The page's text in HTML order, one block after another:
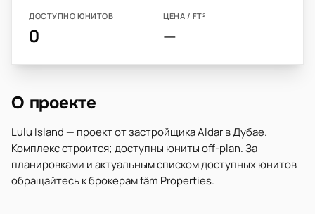
ДОСТУПНО ЮНИТОВ
0
ЦЕНА / FT²
—
О проекте
Lulu Island — проект от застройщика Aldar в Дубае.
Комплекс строится; доступны юниты off-plan. За
планировками и актуальным списком доступных юнитов
обращайтесь к брокерам fäm Properties.